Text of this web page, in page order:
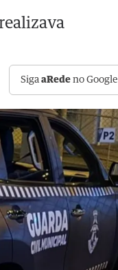
SigaaRede no Google